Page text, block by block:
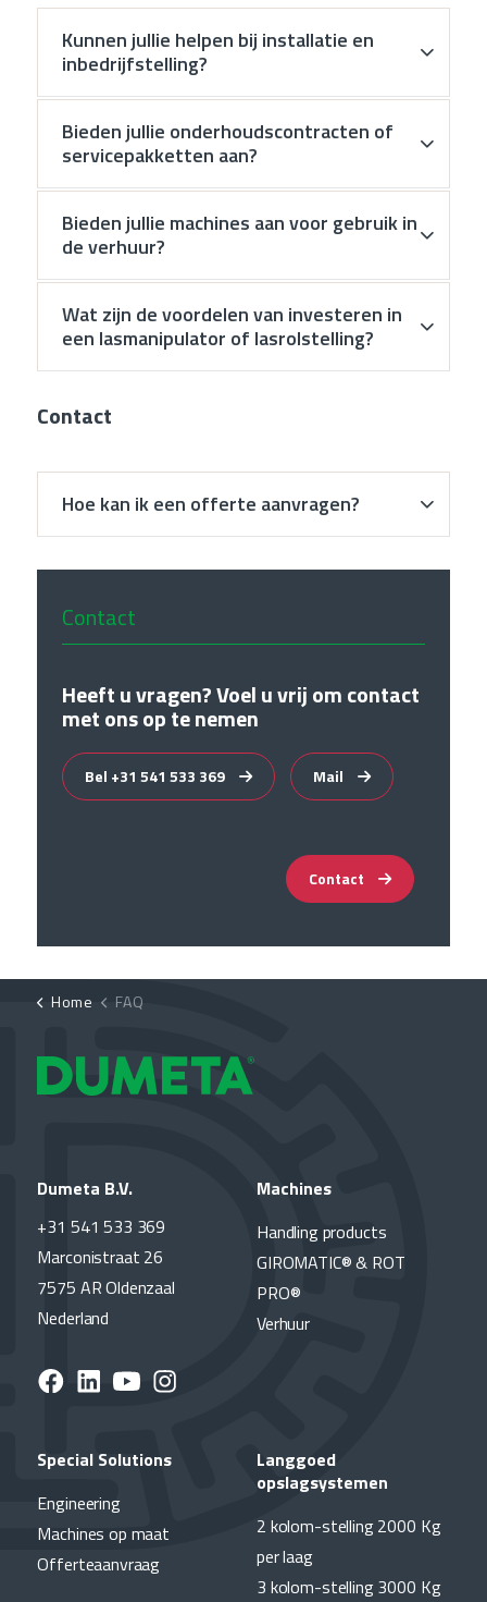
Kunnen jullie helpen bij installatie en
inbedrijfstelling?
Bieden jullie onderhoudscontracten of
servicepakketten aan?
Bieden jullie machines aan voor gebruik in
de verhuur?
Wat zijn de voordelen van investeren in
een lasmanipulator of lasrolstelling?
Contact
Hoe kan ik een offerte aanvragen?
Contact
Heeft u vragen? Voel u vrij om contact
met ons op te nemen
Bel +31 541 533 369 Mail
Contact
Home FAQ
Dumeta B.V.
+31 541 533 369
Marconistraat 26
7575 AR Oldenzaal
Nederland
Machines
Handling products
GIROMATIC® & ROT
PRO®
Verhuur
Special Solutions
Engineering
Machines op maat
Offerteaanvraag
Langgoed
opslagsystemen
2 kolom-stelling 2000 Kg
per laag
3 kolom-stelling 3000 Kg